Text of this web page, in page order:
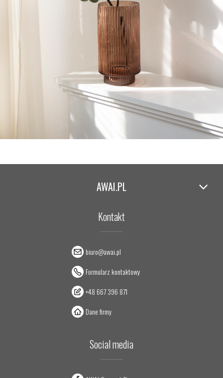
Kontakt
biuro@awai.pl
Formularz kontaktowy
+48 667 396 871
Dane firmy
AWAI.PL
Social media